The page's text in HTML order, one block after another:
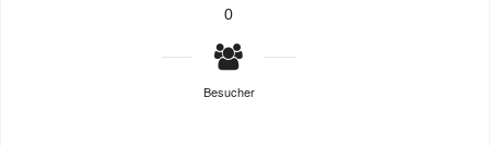
0
Besucher